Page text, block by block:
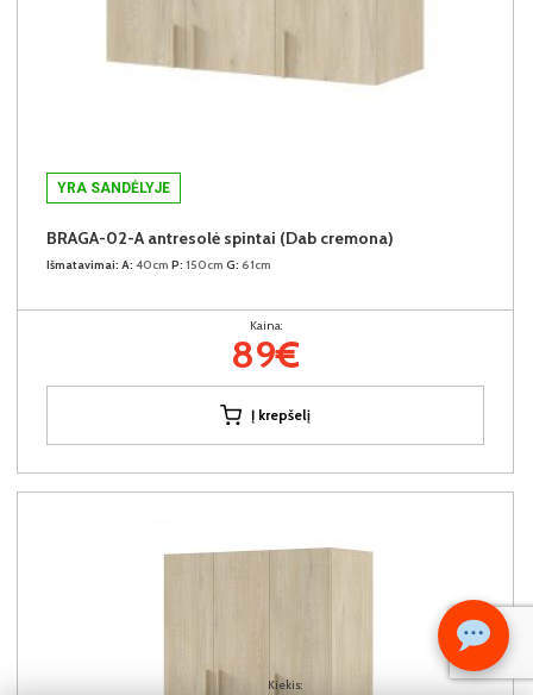
Kiekis:
YRA SANDĖLYJE
BRAGA-02-A antresolė spintai (Dab cremona)
Išmatavimai: A: 40cm P: 150cm G: 61cm
Kaina:
89€
Į krepšelį